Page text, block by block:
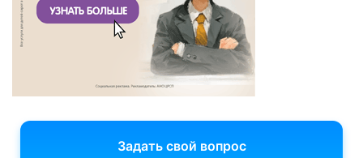
Задать свой вопрос